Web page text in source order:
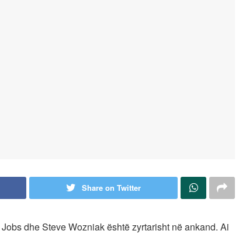
Share on Twitter
dhe Steve Wozniak është zyrtarisht në ankand. Ai